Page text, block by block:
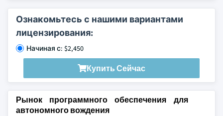
Ознакомьтесь с нашими вариантами
лицензирования:
Начиная с: $2,450
Купить Сейчас
Рынок программного обеспечения для
автономного вождения